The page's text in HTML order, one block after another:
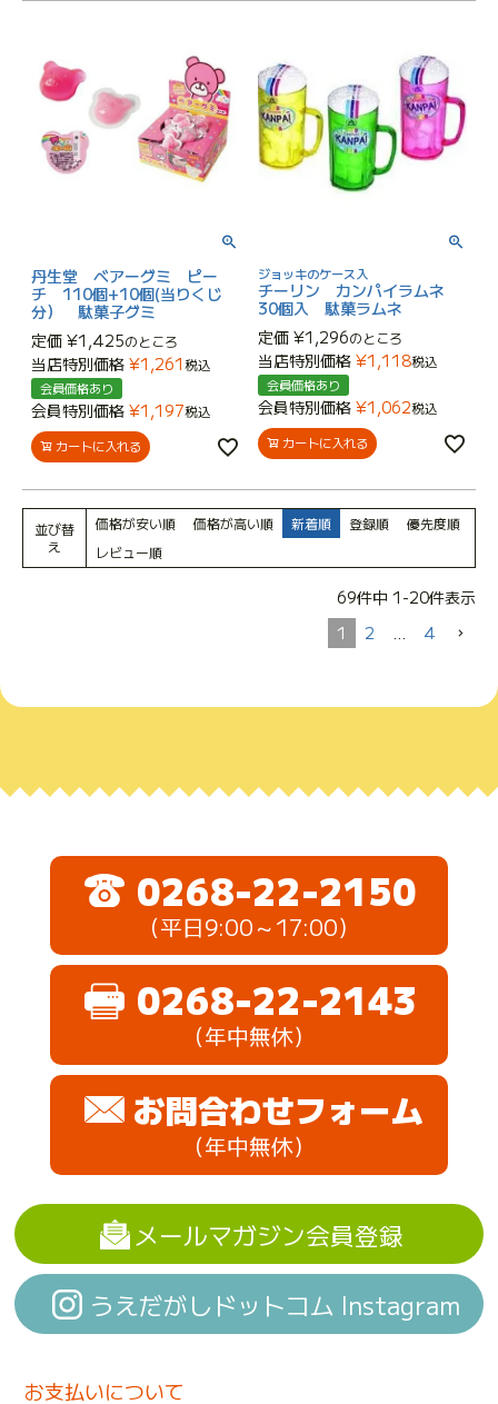
丹生堂 ベアーグミ ピー
チ 110個+10個(当りくじ
分） 駄菓子グミ
定価 ¥1,425のところ
当店特別価格 ¥1,261税込
会員価格あり
会員特別価格 ¥1,197税込
カートに入れる
ジョッキのケース入
チーリン カンパイラムネ
30個入 駄菓ラムネ
定価 ¥1,296のところ
当店特別価格 ¥1,118税込
会員価格あり
会員特別価格 ¥1,062税込
カートに入れる
並び替
え
価格が安い順 価格が高い順 新着順 登録順
優先度順
レビュー順
69件中 1 -20件表示
1
2 4
0268-22-2150
（平日9:00～17:00）
0268-22-2143
（年中無休）
お問合わせフォーム
（年中無休）
メールマガジン会員登録
うえだがしドットコム Instagram
お支払いについて